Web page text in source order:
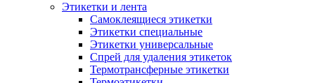
Этикетки и лента
Самоклеящиеся этикетки
Этикетки специальные
Этикетки универсальные
Спрей для удаления этикеток
Термотрансферные этикетки